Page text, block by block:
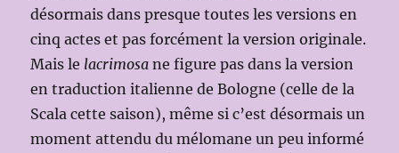
désormais dans presque toutes les versions en
cinq actes et pas forcément la version originale.
Mais le lacrimosa ne figure pas dans la version
en traduction italienne de Bologne (celle de la
Scala cette saison), même si c’est désormais un
moment attendu du mélomane un peu informé